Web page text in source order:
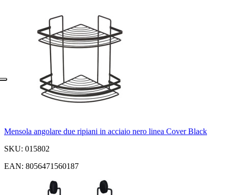
Mensola angolare due ripiani in acciaio nero linea Cover Black
SKU: 015802
EAN: 8056471560187